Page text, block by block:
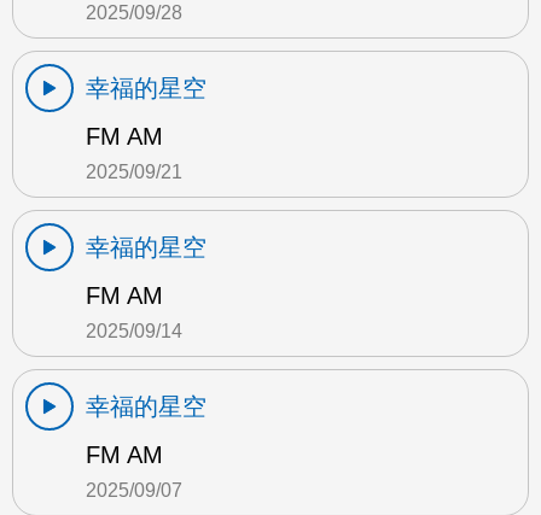
2025/09/28
幸福的星空
FM AM
2025/09/21
幸福的星空
FM AM
2025/09/14
幸福的星空
FM AM
2025/09/07